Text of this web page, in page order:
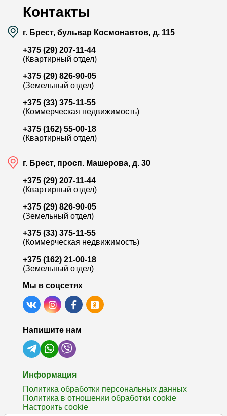
Контакты
г. Брест, бульвар Космонавтов, д. 115
+375 (29) 207-11-44
(Квартирный отдел)
+375 (29) 826-90-05
(Земельный отдел)
+375 (33) 375-11-55
(Коммерческая недвижимость)
+375 (162) 55-00-18
(Квартирный отдел)
г. Брест, просп. Машерова, д. 30
+375 (29) 207-11-44
(Квартирный отдел)
+375 (29) 826-90-05
(Земельный отдел)
+375 (33) 375-11-55
(Коммерческая недвижимость)
+375 (162) 21-00-18
(Земельный отдел)
Мы в соцсетях
Напишите нам
Информация
Политика обработки персональных данных
Политика в отношении обработки cookie
Настроить cookie